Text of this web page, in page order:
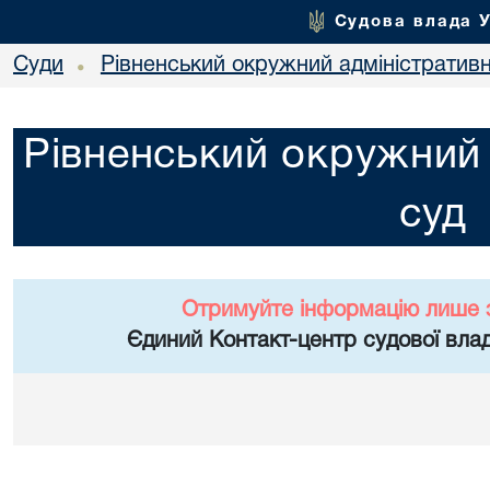
Судова влада
Суди • Рівненський окружний
Рівненський окружний
суд
Отримуйте інформацію лише
Єдиний Контакт-центр судової